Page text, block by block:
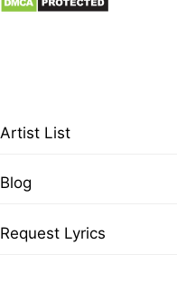
Artist List
Blog
Request Lyrics